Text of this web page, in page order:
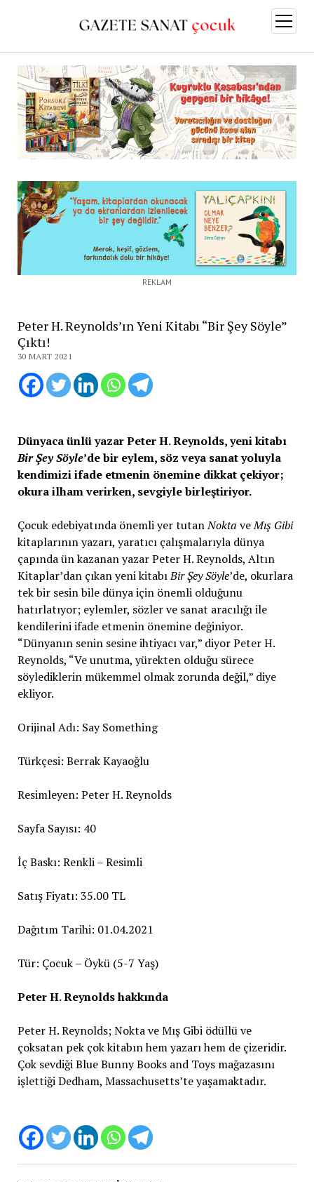
aç
REKLAM
Peter H. Reynolds’ın Yeni Kitabı “Bir Şey Söyle”
Çıktı!
30 MART 2021
Dünyaca ünlü yazarPeter H. Reynolds, yeni kitabı
Bir Şey Söyle’de bir eylem, söz veya sanat yoluyla
kendimizi ifade etmenin önemine dikkat çekiyor;
okura ilham verirken, sevgiyle birleştiriyor.
Çocuk edebiyatında önemli yer tutanNokta veMış Gibi
kitaplarının yazarı, yaratıcı çalışmalarıyla dünya
çapında ün kazanan yazar Peter H. Reynolds, Altın
Kitaplar’dan çıkan yeni kitabıBir Şey Söyle’de, okurlara
tek bir sesin bile dünya için önemli olduğunu
hatırlatıyor; eylemler, sözler ve sanat aracılığı ile
kendilerini ifade etmenin önemine değiniyor.
“Dünyanın senin sesine ihtiyacı var,” diyor Peter H.
Reynolds, “Ve unutma, yürekten olduğu sürece
söylediklerin mükemmel olmak zorunda değil,” diye
ekliyor.
Orijinal Adı: Say Something
Türkçesi: Berrak Kayaoğlu
Resimleyen: Peter H. Reynolds
Sayfa Sayısı: 40
İç Baskı: Renkli – Resimli
Satış Fiyatı: 35.00 TL
Dağıtım Tarihi: 01.04.2021
Tür: Çocuk – Öykü (5-7 Yaş)
Peter H. Reynoldshakkında
Peter H. Reynolds; Nokta ve Mış Gibi ödüllü ve
çoksatan pek çok kitabın hem yazarı hem de çizeridir.
Çok sevdiği Blue Bunny Books and Toys mağazasını
işlettiği Dedham, Massachusetts’te yaşamaktadır.